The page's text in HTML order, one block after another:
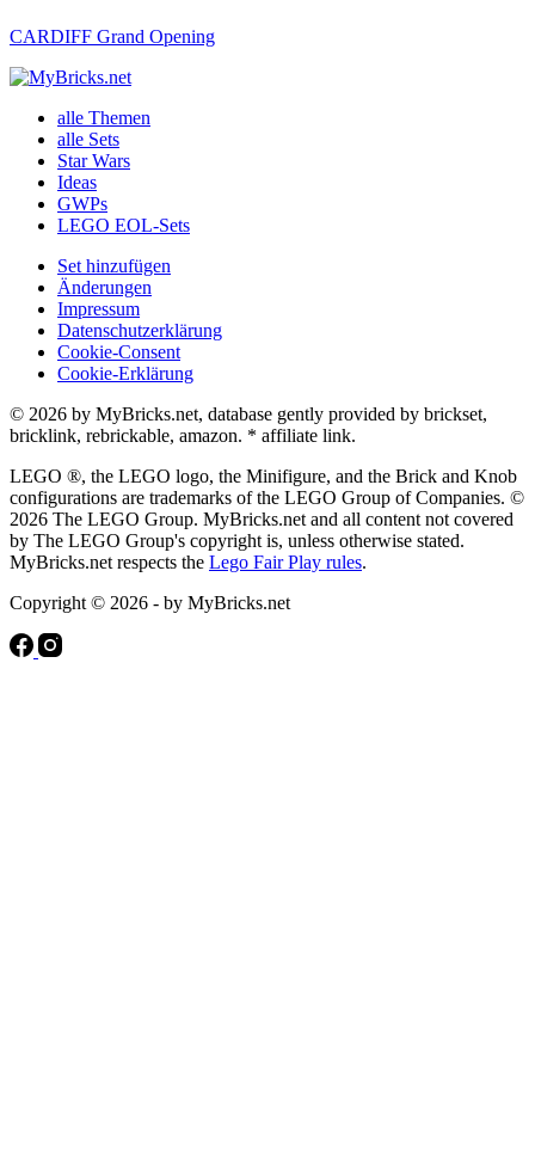
CARDIFF Grand Opening
alle Themen
alle Sets
Star Wars
Ideas
GWPs
LEGO EOL-Sets
Set hinzufügen
Änderungen
Impressum
Datenschutzerklärung
Cookie-Consent
Cookie-Erklärung
© 2026 by MyBricks.net, database gently provided by brickset,
bricklink, rebrickable, amazon. * affiliate link.
LEGO ®, the LEGO logo, the Minifigure, and the Brick and Knob
configurations are trademarks of the LEGO Group of Companies. ©
2026 The LEGO Group. MyBricks.net and all content not covered
by The LEGO Group's copyright is, unless otherwise stated.
MyBricks.net respects the Lego Fair Play rules.
Copyright © 2026 - by MyBricks.net